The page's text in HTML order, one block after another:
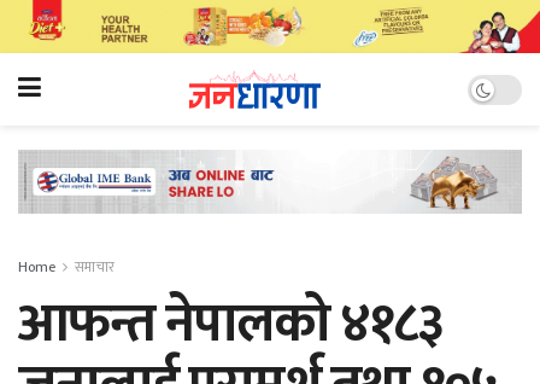
Home समाचार
आफन्त नेपालको ४१८३